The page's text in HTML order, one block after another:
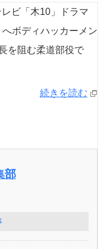
ビ「木10」ドラマ
へボディハッカーメン
を阻む柔道部役で
続きを読む
部